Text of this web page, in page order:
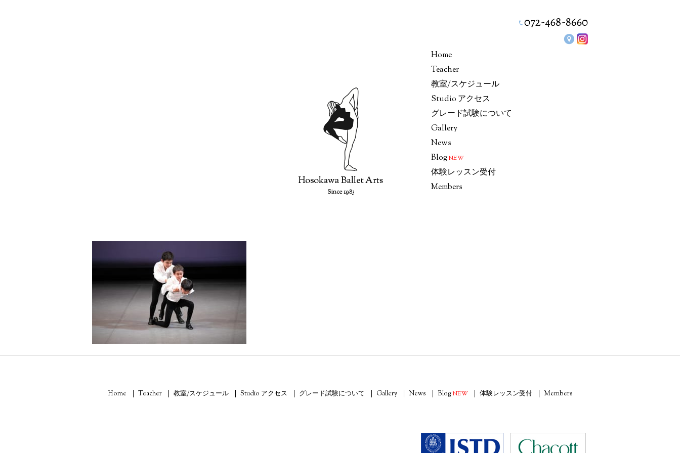
Home
Teacher
教室/スケジュール
Studio アクセス
グレード試験について
Gallery
News
BlogNEW
体験レッスン受付
Members
Home Teacher 教室/スケジュール Studio アクセス グレード試験について Gallery News BlogNEW 体験レッスン受付 Members